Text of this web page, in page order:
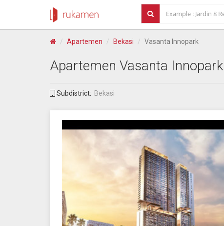
Apartemen Bekasi Vasanta Innopark
Apartemen Vasanta Innopark
Subdistrict: Bekasi